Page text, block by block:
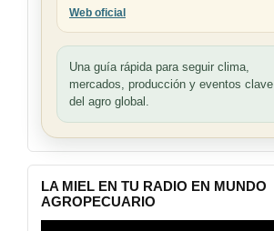
Web oficial
Una guía rápida para seguir clima,
mercados, producción y eventos clave
del agro global.
LA MIEL EN TU RADIO EN MUNDO
AGROPECUARIO